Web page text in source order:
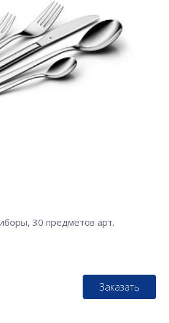
30 предметов арт.
Заказать